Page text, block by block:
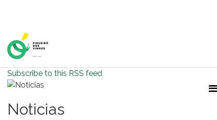
Subscribe to this RSS feed
Noticias